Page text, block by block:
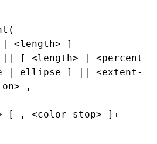
<length> ]
[ <length> |
| ellipse ] || <extent-
,
[ , <color-stop> ]+